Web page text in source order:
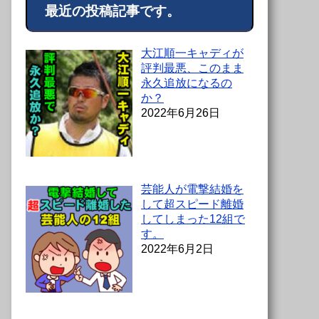
最近の投稿記事です。
大江順一キャディが
評判最悪、このまま
永久追放になるの
か？
2022年6月26日
芸能人が電撃結婚を
して超スピード離婚
してしまった12組で
す。
2022年6月2日